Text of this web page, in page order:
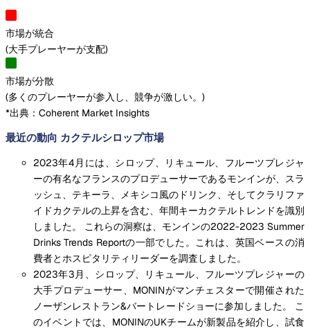
市場が統合
(大手プレーヤーが支配)
市場が分散
(多くのプレーヤーが参入し、競争が激しい。 )
*出典：Coherent Market Insights
最近の動向 カクテルシロップ市場
2023年4月には、シロップ、リキュール、フルーツプレジャ
ーの有名なフランスのプロデューサーであるモンインが、スラ
ッシュ、テキーラ、メキシコ風のドリンク、そしてクラリファ
イドカクテルの上昇を含む、年間キーカクテルトレンドを識別
しました。 これらの洞察は、モンインの2022-2023 Summer
Drinks Trends Reportの一部でした。これは、英国ベースの消
費者とホスピタリティリーダーを調査しました。
2023年3月、シロップ、リキュール、フルーツプレジャーの
大手プロデューサー、MONINがマンチェスターで開催された
ノーザンレストラン&バートレードショーに参加しました。 こ
のイベントでは、MONINのUKチームが新製品を紹介し、試食